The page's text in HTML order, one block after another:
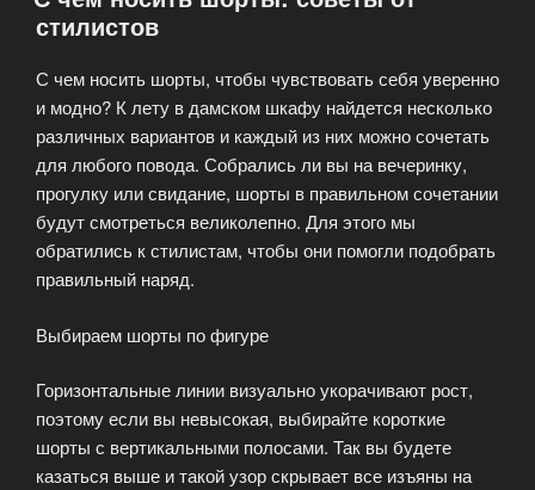
стилистов
С чем носить шорты, чтобы чувствовать себя уверенно
и модно? К лету в дамском шкафу найдется несколько
различных вариантов и каждый из них можно сочетать
для любого повода. Собрались ли вы на вечеринку,
прогулку или свидание, шорты в правильном сочетании
будут смотреться великолепно. Для этого мы
обратились к стилистам, чтобы они помогли подобрать
правильный наряд.
Выбираем шорты по фигуре
Горизонтальные линии визуально укорачивают рост,
поэтому если вы невысокая, выбирайте короткие
шорты с вертикальными полосами. Так вы будете
казаться выше и такой узор скрывает все изъяны на